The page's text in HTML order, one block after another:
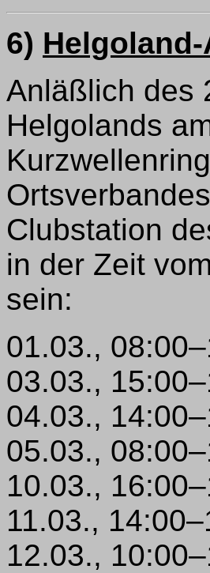
6)
Anläßlich des
Helgolands
Clubstation
in der Zeit
sein:
01.03.,
03.03.,
04.03.,
05.03.,
10.03.,
11.03.,
12.03.,